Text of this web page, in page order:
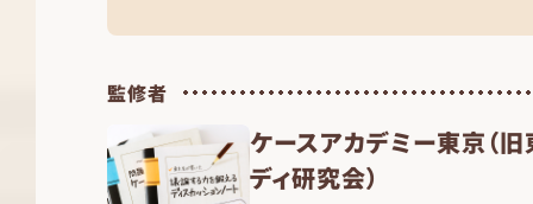
監修者
ケースアカデミー東京（
ディ研究会）